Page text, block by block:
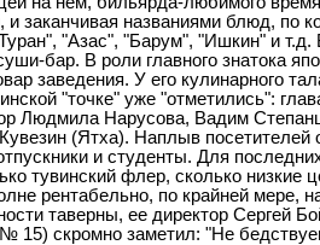
заканчивая названиями блюд, по
"Азас", "Барум", "Ишкин" и т.д.
бар. В роли главного знатока
заведения. У его кулинарного
"точке" уже "отметились":
Людмила Нарусова, Вадим
(Ятха). Наплыв посетителей
и студенты. Для
тувинский флер, сколько низкие
рентабельно, по крайней мере,
таверны, ее директор Сергей
15) скромно заметил: "Не